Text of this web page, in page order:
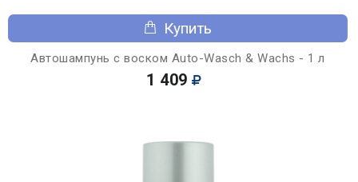
Купить
Автошампунь с воском Auto-Wasch & Wachs - 1 л
1 409